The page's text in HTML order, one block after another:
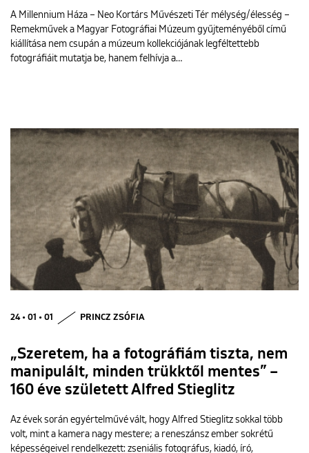
A Millennium Háza – Neo Kortárs Művészeti Tér mélység/élesség –
Remekművek a Magyar Fotográfiai Múzeum gyűjteményéből című
kiállítása nem csupán a múzeum kollekciójának legféltettebb
fotográfiáit mutatja be, hanem felhívja a…
24 • 01 • 01 PRINCZ ZSÓFIA
„Szeretem, ha a fotográfiám tiszta, nem
manipulált, minden trükktől mentes” –
160 éve született Alfred Stieglitz
Az évek során egyértelművé vált, hogy Alfred Stieglitz sokkal több
volt, mint a kamera nagy mestere; a reneszánsz ember sokrétű
képességeivel rendelkezett: zseniális fotográfus, kiadó, író,